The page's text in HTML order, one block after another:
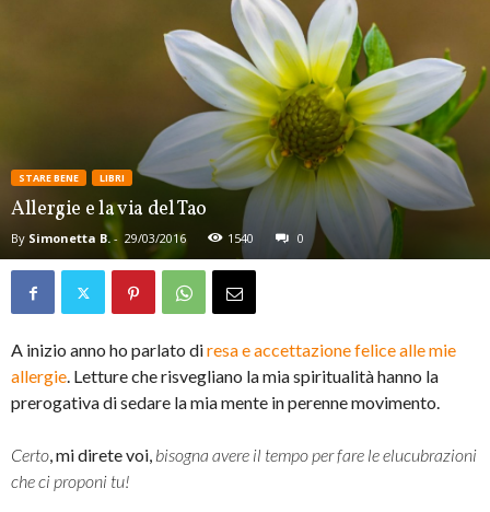
STARE BENE LIBRI
Allergie e la via del Tao
By Simonetta B.- 29/03/2016 1540 0
A inizio anno ho parlato diresa e accettazione felice alle mie
allergie. Letture che risvegliano la mia spiritualità hanno la
prerogativa di sedare la mia mente in perenne movimento.
Certo, mi direte voi, bisogna avere il tempo per fare le elucubrazioni
che ci proponi tu!